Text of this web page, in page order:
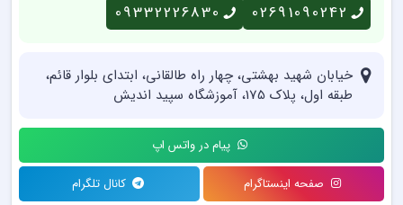
02691090242
09332226830
خیابان شهید بهشتی، چهار راه طالقانی، ابتدای بلوار قائم،
طبقه اول، پلاک 175، آموزشگاه سپید اندیش
پیام در واتس اپ
صفحه اینستاگرام کانال تلگرام